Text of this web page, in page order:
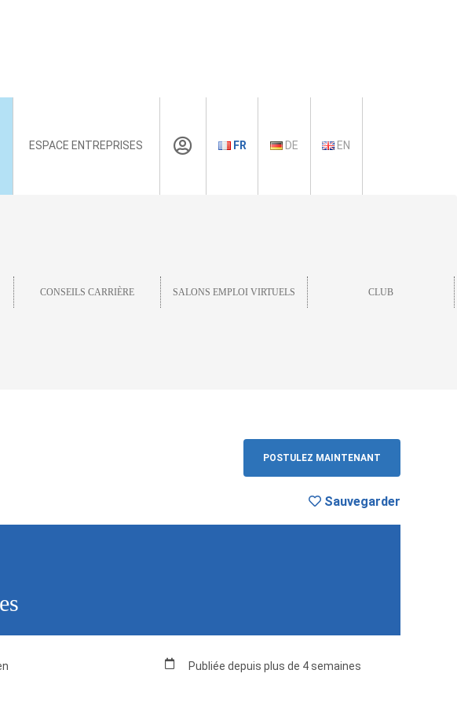
ESPACE ENTREPRISES FR DE EN
CONSEILS CARRIÈRE SALONS EMPLOI VIRTUELS CLUB
POSTULEZ MAINTENANT
Sauvegarder
Publiée depuis plus de 4 semaines